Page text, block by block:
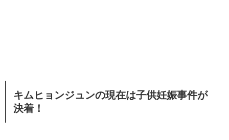
キムヒョンジュンの現在は子供妊娠事件が
決着！